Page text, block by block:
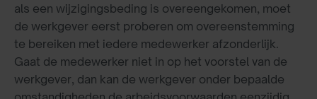
als een wijzigingsbeding is overeengekomen, moet
de werkgever eerst proberen om overeenstemming
te bereiken met iedere medewerker afzonderlijk.
Gaat de medewerker niet in op het voorstel van de
werkgever, dan kan de werkgever onder bepaalde